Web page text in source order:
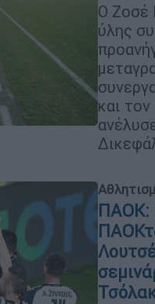
Ο Ζοσέ
ύλης
και
ΠΑΟΚ: